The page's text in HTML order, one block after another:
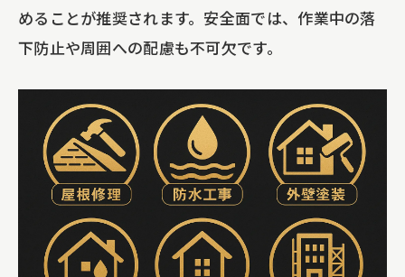
めることが推奨されます。安全面では、作業中の落
下防止や周囲への配慮も不可欠です。